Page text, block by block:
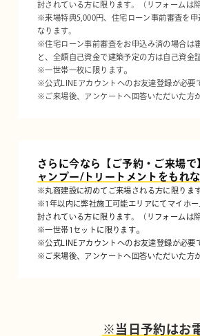
討されている方に限ります。（リフォームは除
※来場特典5,000円、住宅ローン事前審査を申
なります。
※住宅ローン事前審査をお申込み済の場合は
と、全額自己資金で建築予定の方は自己資金
※一世帯一枚に限ります。
※公式LINEアカウントへのお友達登録が必要
※ご来場後、アンケートへ回答いただいた方が
さらに今なら【ご予約・ご来場で
ャンプー/トリートメントをもれ
※丸商建設に初めてご来場される方に限ります
※1年以内に弊社施工可能エリアにてマイホ
討されている方に限ります。（リフォームは除
※一世帯1セットに限ります。
※公式LINEアカウントへのお友達登録が必要
※ご来場後、アンケートへ回答いただいた方が
※当日予約はお